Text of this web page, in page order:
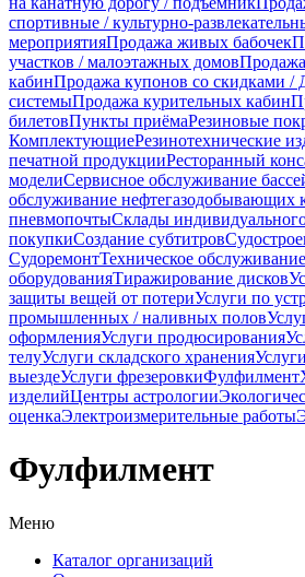
спортивные / культурно-
мероприятияПродажа живых бабочек
участков / малоэтажных домов
кабинПродажа купонов со скидками /
системыПродажа курительных кабин
билетовПункты приёмаРезиновые
КомплектующиеРезинотехнические
печатной продукцииРесторанный
моделиСервисное обслуживание
обслуживание нефтегазодобывающих
пневмопочтыСклады
покупкиСоздание субтитров
СудоремонтТехническое
оборудованияТиражирование дисков
защиты вещей от потериУслуги по
промышленных / наливных полов
оформленияУслуги продюсирования
телуУслуги складского хранения
выездеУслуги фрезеровкиФулфилмент
изделийЦентры астрологии
оценкаЭлектроизмерительные работы
Фулфилмент
Меню
Каталог организаций